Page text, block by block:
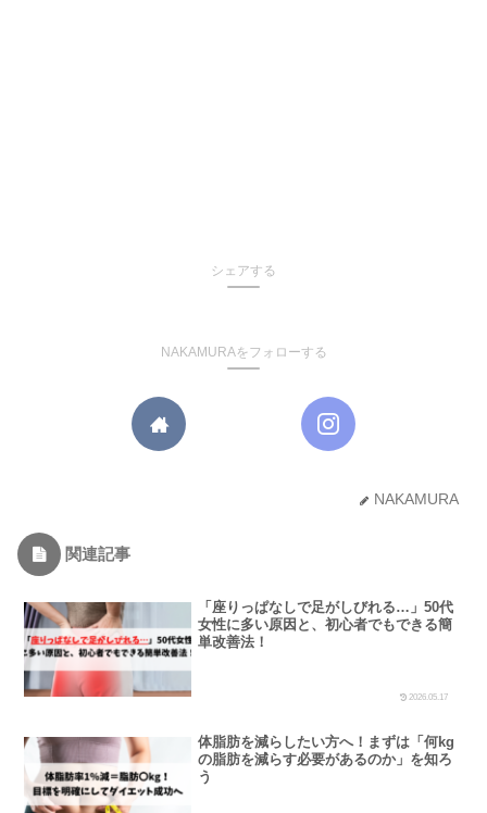
シェアする
NAKAMURAをフォローする
NAKAMURA
関連記事
「座りっぱなしで足がしびれる…」50代
女性に多い原因と、初心者でもできる簡
単改善法！
2026.05.17
体脂肪を減らしたい方へ！まずは「何kg
の脂肪を減らす必要があるのか」を知ろ
う